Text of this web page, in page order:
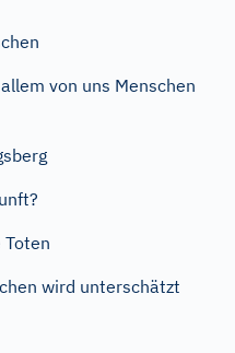
von uns Menschen
Toten
wird unterschätzt